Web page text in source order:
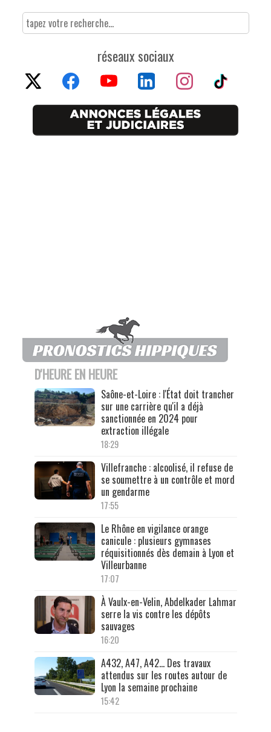
réseaux sociaux
D'HEURE EN HEURE
Saône-et-Loire : l'État doit trancher
sur une carrière qu'il a déjà
sanctionnée en 2024 pour
extraction illégale
18:29
Villefranche : alcoolisé, il refuse de
se soumettre à un contrôle et mord
un gendarme
17:55
Le Rhône en vigilance orange
canicule : plusieurs gymnases
réquisitionnés dès demain à Lyon et
Villeurbanne
17:07
À Vaulx-en-Velin, Abdelkader Lahmar
serre la vis contre les dépôts
sauvages
16:20
A432, A47, A42… Des travaux
attendus sur les routes autour de
Lyon la semaine prochaine
15:42